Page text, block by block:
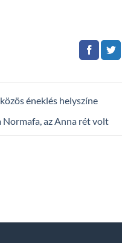
éneklés helyszíne
Normafa, az Anna rét volt